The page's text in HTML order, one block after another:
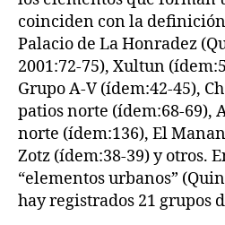
coinciden con la
Palacio de La Honradez
2001:72-75), Xultun
Grupo A-V (ídem:42-45),
patios norte (ídem:68-69),
norte (ídem:136), El
Zotz (ídem:38-39) y otros.
“elementos urbanos”
hay registrados 21 grupos